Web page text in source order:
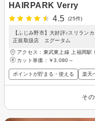
HAIRPARK Verry
4.5
(25件)
【ふじみ野市】大好評♪スリラン
正規取扱店 エグータム
アクセス：東武東上線 上福岡
カット単価： ￥3,080～
ポイントが貯まる・使える 楽天
そ